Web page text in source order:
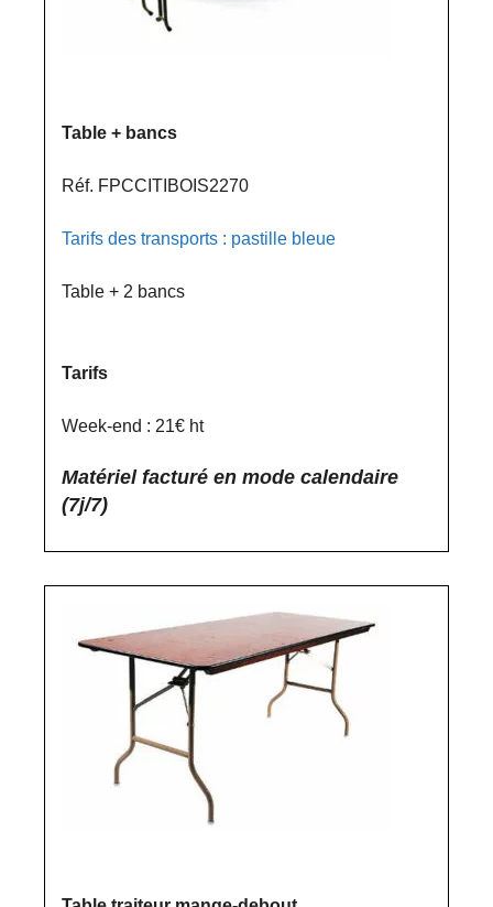
Table + bancs
Réf. FPCCITIBOIS2270
Tarifs des transports : pastille bleue
Table + 2 bancs
Tarifs
Week-end : 21€ ht
Matériel facturé en mode calendaire
(7j/7)